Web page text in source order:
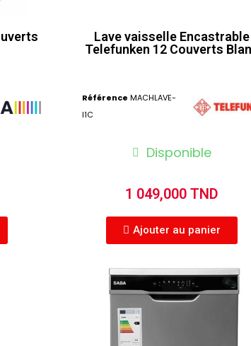
Lave vaisselle Encastrable
Telefunken 12 Couverts
Référence MACHLAVE-
I1C
Disponible
1 049,000 TND
Ajouter au panier